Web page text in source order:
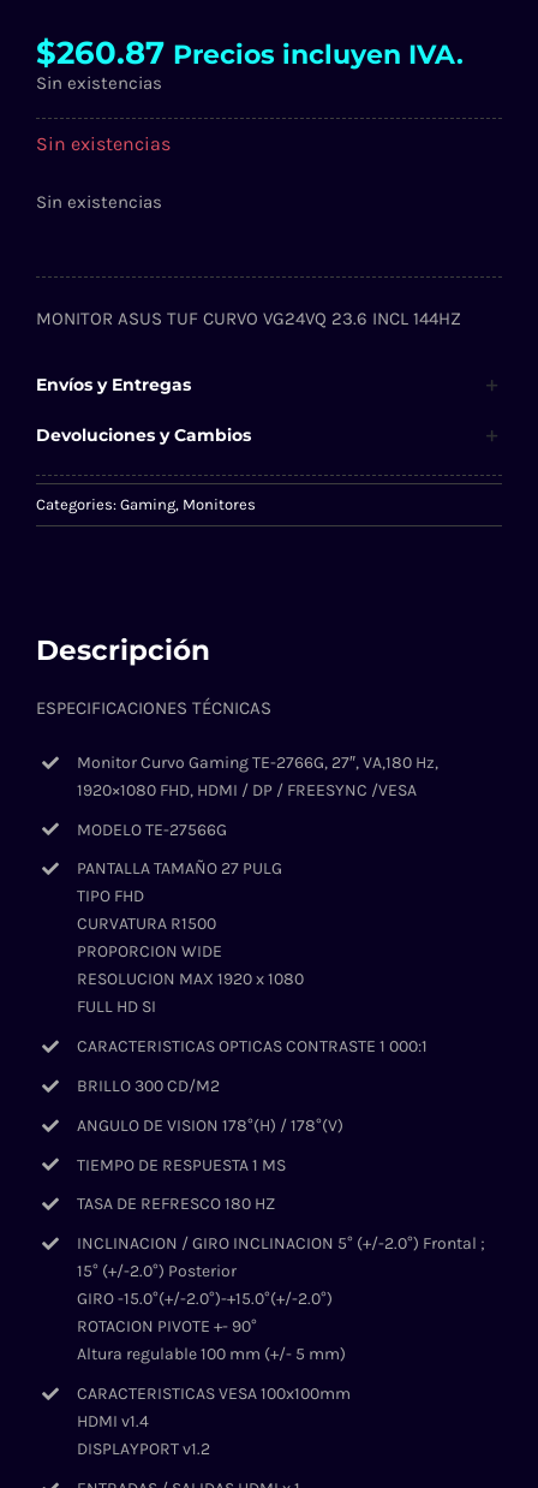
$260.87 Precios incluyen IVA.
Sin existencias
Sin existencias
Sin existencias
MONITOR ASUS TUF CURVO VG24VQ 23.6 INCL 144HZ
Envíos y Entregas
Devoluciones y Cambios
Categories: Gaming, Monitores
Descripción
ESPECIFICACIONES TÉCNICAS
Monitor Curvo Gaming TE-2766G, 27″, VA,180 Hz,
1920×1080 FHD, HDMI / DP / FREESYNC /VESA
MODELO TE-27566G
PANTALLA TAMAÑO 27 PULG
TIPO FHD
CURVATURA R1500
PROPORCION WIDE
RESOLUCION MAX 1920 x 1080
FULL HD SI
CARACTERISTICAS OPTICAS CONTRASTE 1 000:1
BRILLO 300 CD/M2
ANGULO DE VISION 178°(H) / 178°(V)
TIEMPO DE RESPUESTA 1 MS
TASA DE REFRESCO 180 HZ
INCLINACION / GIRO INCLINACION 5° (+/-2.0°) Frontal ;
15° (+/-2.0°) Posterior
GIRO -15.0°(+/-2.0°)-+15.0°(+/-2.0°)
ROTACION PIVOTE +- 90°
Altura regulable 100 mm (+/- 5 mm)
CARACTERISTICAS VESA 100x100mm
HDMI v1.4
DISPLAYPORT v1.2